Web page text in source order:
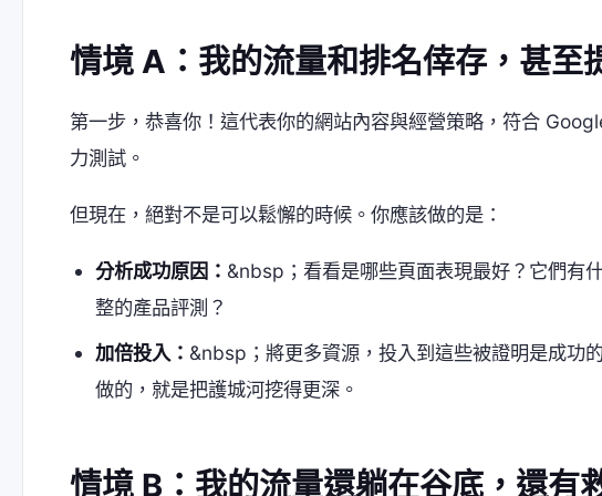
情境 A：我的流量和排名倖存，甚至
第一步，恭喜你！這代表你的網站內容與經營策略，符合
力測試。
但現在，絕對不是可以鬆懈的時候。你應該做的是：
分析成功原因： &nbsp；看看是哪些頁面表現最好？它們有
整的產品評測？
加倍投入： &nbsp；將更多資源，投入到這些被證明是成功
做的，就是把護城河挖得更深。
情境 B：我的流量還躺在谷底，還有